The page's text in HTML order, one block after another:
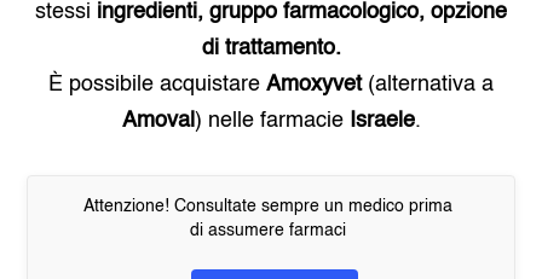
stessi ingredienti, gruppo farmacologico, opzione
di trattamento.
È possibile acquistare Amoxyvet(alternativa a
Amoval ) nelle farmacie Israele.
Attenzione! Consultate sempre un medico prima
di assumere farmaci